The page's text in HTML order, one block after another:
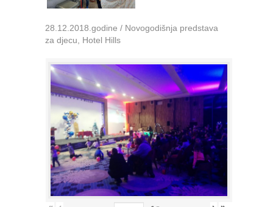
28.12.2018.godine / Novogodišnja predstava
za djecu, Hotel Hills